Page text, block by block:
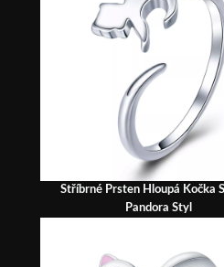
Stříbrné Prsten Hloupá Kočka
Pandora Styl